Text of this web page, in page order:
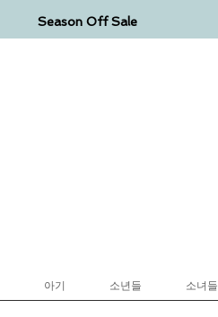
Season Off Sale
아기 소년들 소녀들